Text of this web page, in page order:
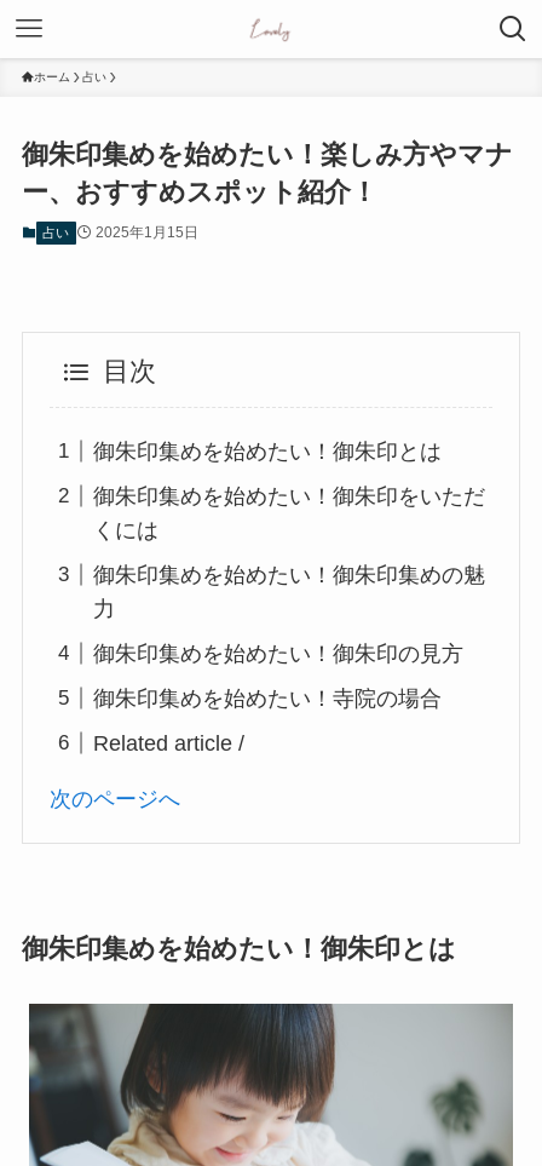
ホーム 占い
御朱印集めを始めたい！楽しみ方やマナ
ー、おすすめスポット紹介！
占い 2025年1月15日
目次
御朱印集めを始めたい！御朱印とは
御朱印集めを始めたい！御朱印をいただ
くには
御朱印集めを始めたい！御朱印集めの魅
力
御朱印集めを始めたい！御朱印の見方
御朱印集めを始めたい！寺院の場合
Related article /
次のページへ
御朱印集めを始めたい！御朱印とは